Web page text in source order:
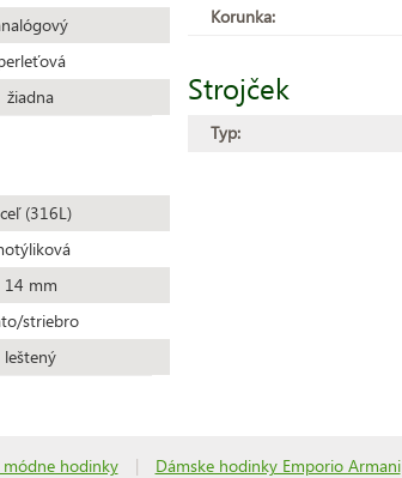
žiadna
(316L)
14 mm
striebro
leštený
Korunka:
Strojček
Typ:
módne hodinky | Dámske hodinky Emporio Armani